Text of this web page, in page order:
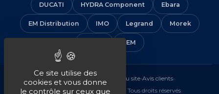
DUCATI HYDRA Component Ebara
EM Distribution IMO Legrand Morek
VEM
Mentions légales Plan du site•Avis clients•
© 2016-2026 EM Distribution - Tous droits réservés
Ce site utilise des
cookies et vous donne
le contrôle sur ceux que